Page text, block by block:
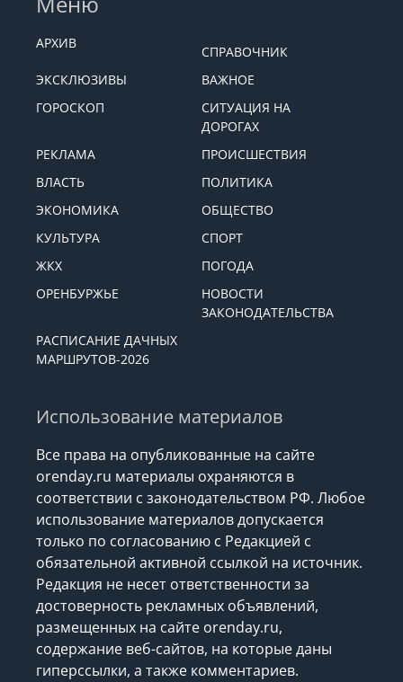
АРХИВ
СПРАВОЧНИК
ЭКСКЛЮЗИВЫ
ВАЖНОЕ
ГОРОСКОП
СИТУАЦИЯ НА
ДОРОГАХ
РЕКЛАМА
ПРОИСШЕСТВИЯ
ВЛАСТЬ
ПОЛИТИКА
ЭКОНОМИКА
ОБЩЕСТВО
КУЛЬТУРА
СПОРТ
ЖКХ
ПОГОДА
ОРЕНБУРЖЬЕ
НОВОСТИ
ЗАКОНОДАТЕЛЬСТВА
РАСПИСАНИЕ ДАЧНЫХ
МАРШРУТОВ-2026
Использование материалов
Все права на опубликованные на сайте
orenday.ru материалы охраняются в
соответствии с законодательством РФ. Любое
использование материалов допускается
только по согласованию с Редакцией с
обязательной активной ссылкой на источник.
Редакция не несет ответственности за
достоверность рекламных объявлений,
размещенных на сайте orenday.ru,
содержание веб-сайтов, на которые даны
гиперссылки, а также комментариев.